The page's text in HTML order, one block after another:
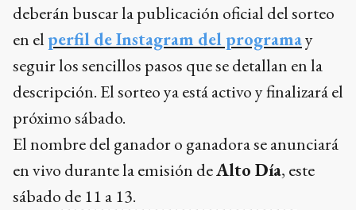
deberán buscar la publicación oficial del sorteo
en el perfil de Instagram del programay
seguir los sencillos pasos que se detallan en la
descripción. El sorteo ya está activo y finalizará el
próximo sábado.
El nombre del ganador o ganadora se anunciará
en vivo durante la emisión deAlto Día, este
sábado de 11 a 13.